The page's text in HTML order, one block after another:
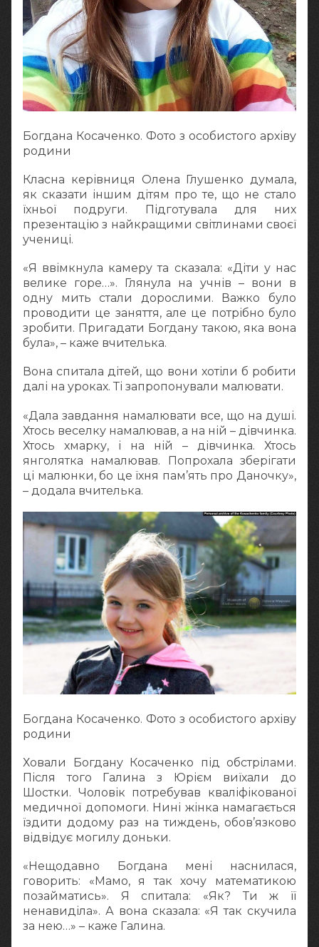
Богдана Косаченко. Фото з особистого архіву
родини
Класна керівниця Олена Глушенко думала,
як сказати іншим дітям про те, що не стало
їхньої подруги. Підготувала для них
презентацію з найкращими світлинами своєї
учениці.
«Я ввімкнула камеру та сказала: «Діти у нас
велике горе…». Глянула на учнів – вони в
одну мить стали дорослими. Важко було
проводити це заняття, але це потрібно було
зробити. Пригадати Богдану такою, яка вона
була», – каже вчителька.
Вона спитала дітей, що вони хотіли б робити
далі на уроках. Ті запропонували малювати.
«Дала завдання намалювати все, що на душі.
Хтось веселку намалював, а на ній – дівчинка.
Хтось хмарку, і на ній – дівчинка. Хтось
янголятка намалював. Попрохала зберігати
ці малюнки, бо це їхня пам’ять про Даночку»,
– додала вчителька.
Богдана Косаченко. Фото з особистого архіву
родини
Ховали Богдану Косаченко під обстрілами.
Після того Галина з Юрієм виїхали до
Шостки. Чоловік потребував кваліфікованої
медичної допомоги. Нині жінка намагається
їздити додому раз на тиждень, обов’язково
відвідує могилу доньки.
«Нещодавно Богдана мені наснилася,
говорить: «Мамо, я так хочу математикою
позайматись». Я спитала: «Як? Ти ж її
ненавиділа». А вона сказала: «Я так скучила
за нею…» – каже Галина.